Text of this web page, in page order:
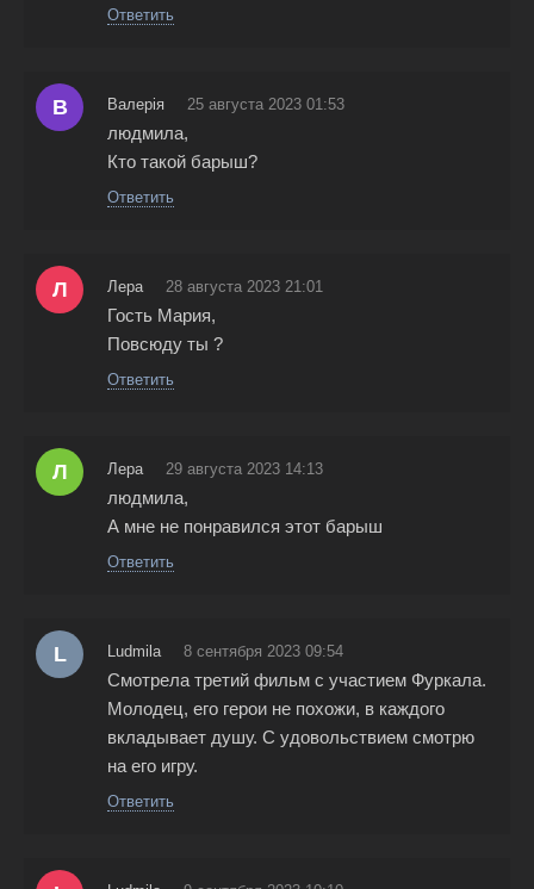
Ответить
В Валерія 25 августа 2023 01:53
людмила,
Кто такой барыш?
Ответить
Л Лера 28 августа 2023 21:01
Гость Мария,
Повсюду ты ?
Ответить
Л Лера 29 августа 2023 14:13
людмила,
А мне не понравился этот барыш
Ответить
L Ludmila 8 сентября 2023 09:54
Смотрела третий фильм с участием Фуркала.
Молодец, его герои не похожи, в каждого
вкладывает душу. С удовольствием смотрю
на его игру.
Ответить